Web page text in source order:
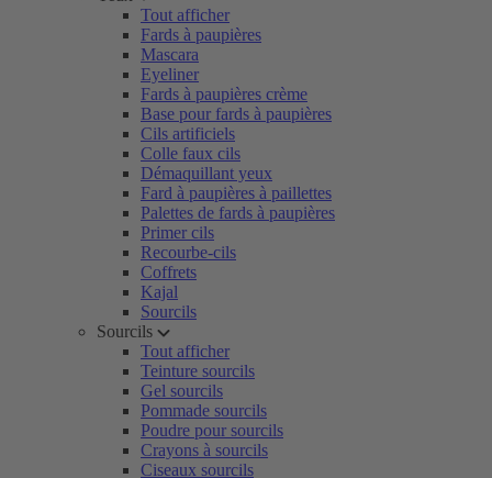
Tout afficher
Fards à paupières
Mascara
Eyeliner
Fards à paupières crème
Base pour fards à paupières
Cils artificiels
Colle faux cils
Démaquillant yeux
Fard à paupières à paillettes
Palettes de fards à paupières
Primer cils
Recourbe-cils
Coffrets
Kajal
Sourcils
Sourcils
Tout afficher
Teinture sourcils
Gel sourcils
Pommade sourcils
Poudre pour sourcils
Crayons à sourcils
Ciseaux sourcils